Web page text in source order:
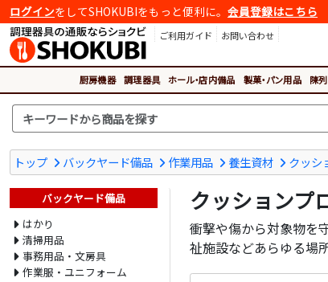
ログインをしてSHOKUBIをもっと便利に。 会員登録はこちら
ご利用ガイド
お問い合わせ
厨房機器 調理器具 ホール・店内備品 製菓・パン用品 陳
トップ バックヤード備品 作業用品 養生資材 クッシ
クッションプ
衝撃や傷から対象物を
祉施設などあらゆる場
バックヤード備品
はかり
清掃用品
事務用品・文房具
作業服・ユニフォーム